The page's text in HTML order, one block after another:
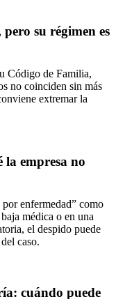
su régimen es
Código de Familia,
no coinciden sin más
extremar la
empresa no
enfermedad” como
médica o en una
el despido puede
caso.
cuándo puede